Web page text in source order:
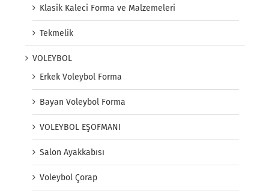
Klasik Kaleci Forma ve Malzemeleri
Tekmelik
VOLEYBOL
Erkek Voleybol Forma
Bayan Voleybol Forma
VOLEYBOL EŞOFMANI
Salon Ayakkabısı
Voleybol Çorap